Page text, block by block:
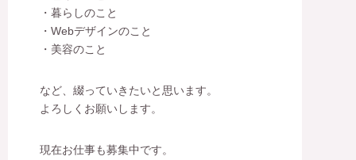
・暮らしのこと
・Webデザインのこと
・美容のこと
など、綴っていきたいと思います。
よろしくお願いします。
現在お仕事も募集中です。